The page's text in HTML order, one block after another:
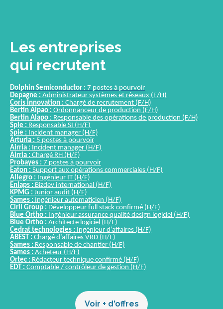
Les entreprises
qui recrutent
Dolphin Semiconductor : 7 postes à pourvoir
Depagne : Administrateur systèmes et réseaux (F/H)
Coris innovation : Chargé de recrutement (F/H)
Bertin Alpao : Ordonnanceur de production (F/H)
Bertin Alapo : Responsable des opérations de production (F/H)
Spie : Responsable SI (H/F)
Spie : Incident manager (H/F)
Arturia : 5 postes à pourvoir
Airria : Incident manager (H/F)
Airria : Chargé RH (H/F)
Probayes : 7 postes à pourvoir
Eaton : Support aux opérations commerciales (H/F)
Allegro : Ingénieur IT (H/F)
Enlaps : Bizdev international (H/F)
KPMG : Junior audit (H/F)
Sames : Ingénieur automaticien (H/F)
Ciril Group : Développeur full stack confirmé (H/F)
Blue Ortho : Ingénieur assurance qualité design logiciel (H/F)
Blue Ortho : Architecte logiciel (H/F)
Cedrat technologies : Ingénieur d’affaires (H/F)
ABEST : Chargé d’affaires VRD (H/F)
Sames : Responsable de chantier (H/F)
Sames : Acheteur (H/F)
Ortec : Rédacteur technique confirmé (H/F)
EDT : Comptable / contrôleur de gestion (H/F)
Voir + d'offres